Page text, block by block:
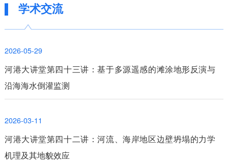
学术交流
2026-05-29
河港大讲堂第四十三讲：基于多源遥感的滩涂地形反演与
沿海海水倒灌监测
2026-03-11
河港大讲堂第四十二讲：河流、海岸地区边壁坍塌的力学
机理及其地貌效应